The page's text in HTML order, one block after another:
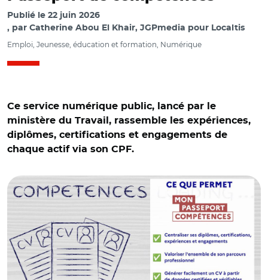
Publié le 22 juin 2026
par Catherine Abou El Khair, JGPmedia pour Localtis
Emploi, Jeunesse, éducation et formation, Numérique
Ce service numérique public, lancé par le
ministère du Travail, rassemble les expériences,
diplômes, certifications et engagements de
chaque actif via son CPF.